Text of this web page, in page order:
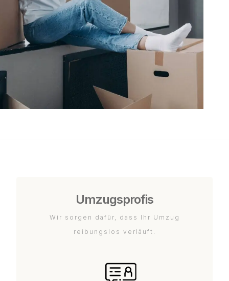
Umzugsprofis
Wir sorgen dafür, dass Ihr Umzug
reibungslos verläuft.